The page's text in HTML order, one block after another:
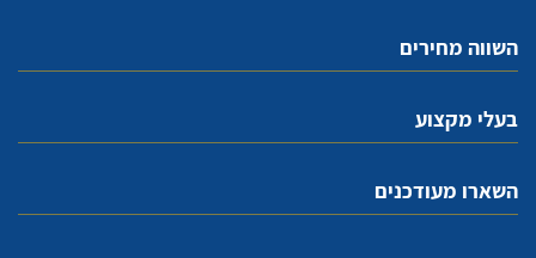
השווה מחירים
בעלי מקצוע
השארו מעודכנים